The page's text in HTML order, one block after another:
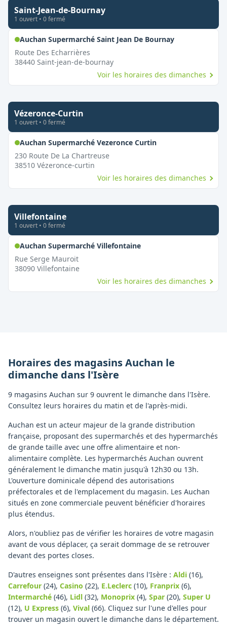
Saint-Jean-de-Bournay
1 ouvert • 0fermé
Auchan Supermarché Saint Jean De Bournay,
Route Des Echarrières
38440 Saint-jean-de-bournay
Voir les horaires des dimanches
Vézeronce-Curtin
1 ouvert • 0fermé
Auchan Supermarché Vezeronce Curtin,
230 Route De La Chartreuse
38510 Vézeronce-curtin
Voir les horaires des dimanches
Villefontaine
1 ouvert • 0fermé
Auchan Supermarché Villefontaine,
Rue Serge Mauroit
38090 Villefontaine
Voir les horaires des dimanches
Horaires des magasinsAuchan le
dimanche dans l'Isère
9 magasins Auchan sur 9 ouvrent le dimanche dans l'Isère.
Consultez leurs horaires du matin et de l'après-midi.
Auchan est un acteur majeur de la grande distribution
française, proposant des supermarchés et des hypermarchés
de grande taille avec une offre alimentaire et non-
alimentaire complète. Les hypermarchés Auchan ouvrent
généralement le dimanche matin jusqu'à 12h30 ou 13h.
L'ouverture dominicale dépend des autorisations
préfectorales et de l'emplacement du magasin. Les Auchan
situés en zone commerciale peuvent bénéficier d'horaires
plus étendus.
Alors, n'oubliez pas de vérifier les horaires de votre magasin
avant de vous déplacer, ça serait dommage de se retrouver
devant des portes closes.
D'autres enseignes sont présentes dans l'Isère : Aldi (16),
Carrefour (24), Casino (22), E.Leclerc (10), Franprix (6),
Intermarché (46), Lidl (32), Monoprix (4), Spar (20), Super U
(12), U Express (6), Vival (66). Cliquez sur l'une d'elles pour
trouver un magasin ouvert le dimanche dans le département.